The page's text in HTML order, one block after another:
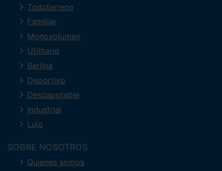
Todoterreno
Familiar
Monovolumen
Utilitario
Berlina
Deportivo
Descapotable
Industrial
Lujo
SOBRE NOSOTROS
Quienes somos